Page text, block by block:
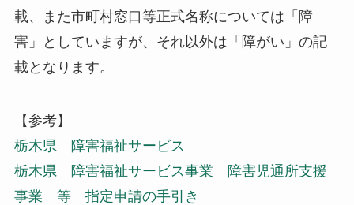
載、また市町村窓口等正式名称については「障
害」としていますが、それ以外は「障がい」の記
載となります。
【参考】
栃木県 障害福祉サービス
栃木県 障害福祉サービス事業 障害児通所支援
事業 等 指定申請の手引き